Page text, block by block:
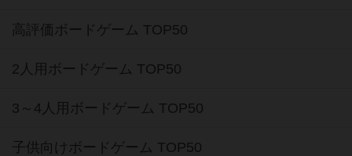
高評価ボードゲーム TOP50
2人用ボードゲーム TOP50
3～4人用ボードゲーム TOP50
子供向けボードゲーム TOP50